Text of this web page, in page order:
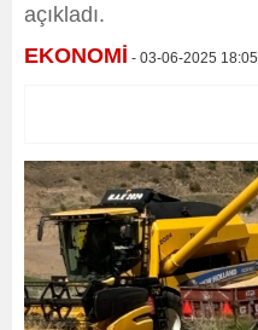
açıkladı.
EKONOMİ - 03-06-2025 18:05